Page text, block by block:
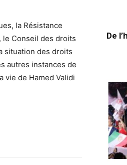
la Résistance
le Conseil des droits
situation des droits
autres instances de
vie de Hamed Validi
De